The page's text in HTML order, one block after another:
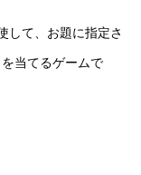
して、お題に指定さ
当てるゲームで